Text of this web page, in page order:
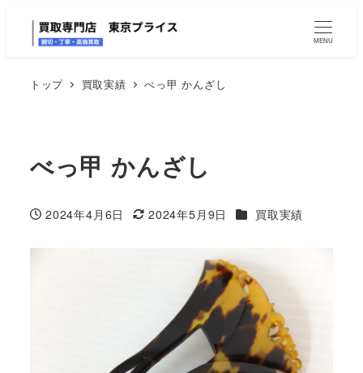
MENU
トップ 買取実績 べっ甲 かんざし
べっ甲 かんざし
投稿日
2024年4月6日
更新日
2024年5月9日 カテゴリー
買取実績